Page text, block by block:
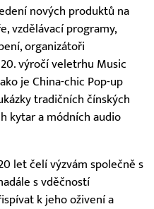
nových produktů na
vzdělávací programy,
organizátoři
výročí veletrhu Music
je China-chic Pop-up
tradičních čínských
kytar a módních audio
let čelí výzvám společně s
s vděčností
k jeho oživení a